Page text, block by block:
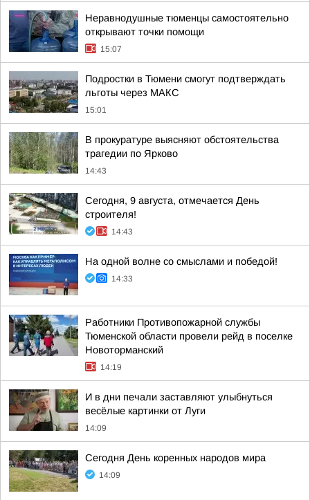
Неравнодушные тюменцы самостоятельно
открывают точки помощи
15:07
Подростки в Тюмени смогут подтверждать
льготы через MAКС
15:01
В прокуратуре выясняют обстоятельства
трагедии по Ярково
14:43
Сегодня, 9 августа, отмечается День
строителя!
14:43
На одной волне со смыслами и победой!
14:33
Работники Противопожарной службы
Тюменской области провели рейд в поселке
Новоторманский
14:19
И в дни печали заставляют улыбнуться
весёлые картинки от Луги
14:09
Сегодня День коренных народов мира
14:09